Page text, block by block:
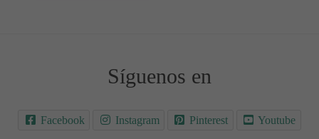
Síguenos en
Facebook Instagram Pinterest Youtube